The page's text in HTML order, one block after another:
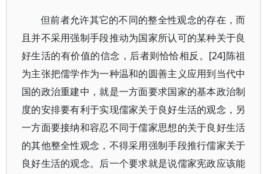
但前者允许其它的不同的整全性观念的存在，而
且并不采用强制手段推动为国家所认可的某种关于良
好生活的有价值的信念，后者则恰恰相反。[24]陈祖
为主张把儒学作为一种温和的圆善主义应用到当代中
国的政治重建中，就是一方面要求国家的基本政治制
度的安排要有利于实现儒家关于良好生活的观念，另
一方面要接纳和容忍不同于儒家思想的关于良好生活
的其他整全性观念，不得采用强制手段推行儒家关于
良好生活的观念。后一个要求就是说儒家宪政应该能